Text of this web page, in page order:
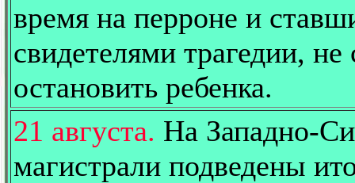
время на перроне и
свидетелями трагедии, не
остановить ребенка.
21 августа. На Западно-
магистрали подведены